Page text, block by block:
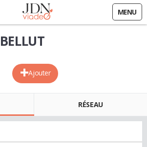
MENU
Ajouter
RÉSEAU